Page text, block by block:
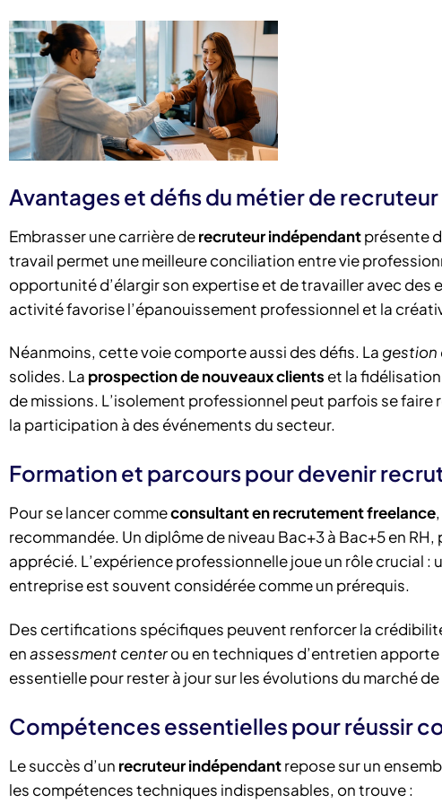
Avantages et défis du métier de
Embrasser une carrière derecruteur indépendantprésente
travail permet une meilleure conciliation entre vie
opportunité d’élargir son expertise et de travailler avec des
activité favorise l’épanouissement professionnel et la
Néanmoins, cette voie comporte aussi des défis. La gestion
solides. La prospection de nouveaux clients et la
de missions. L’isolement professionnel peut parfois se
la participation à des événements du secteur.
Formation et parcours pour devenir
Pour se lancer commeconsultant en recrutement freelance
recommandée. Un diplôme de niveau Bac+3 à Bac+5 en
apprécié. L’expérience professionnelle joue un rôle crucial
entreprise est souvent considérée comme un prérequis.
Des certifications spécifiques peuvent renforcer la
enassessment centerou en techniques d’entretien
essentielle pour rester à jour sur les évolutions du marché
Compétences essentielles pour réussir
Le succès d’un recruteur indépendantrepose sur un
les compétences techniques indispensables, on trouve :